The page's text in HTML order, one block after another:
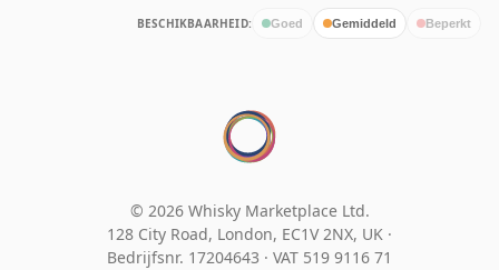
BESCHIKBAARHEID: Goed Gemiddeld Beperkt
© 2026 Whisky Marketplace Ltd.
128 City Road, London, EC1V 2NX, UK ·
Bedrijfsnr. 17204643 · VAT 519 9116 71